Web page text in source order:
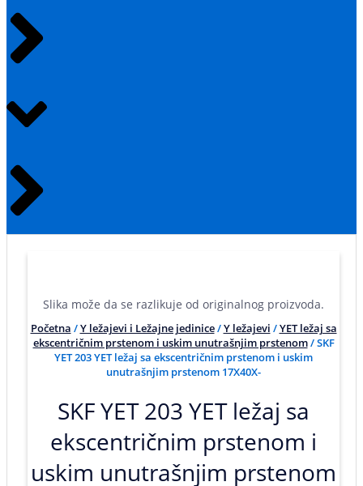
Slika može da se razlikuje od originalnog proizvoda.
Početna /Y ležajevi i Ležajne jedinice/Y ležajevi /YET ležaj sa
ekscentričnim prstenom i uskim unutrašnjim prstenom/ SKF
YET 203 YET ležaj sa ekscentričnim prstenom i uskim
unutrašnjim prstenom 17X40X-
SKF YET 203 YET ležaj sa
ekscentričnim prstenom i
uskim unutrašnjim prstenom